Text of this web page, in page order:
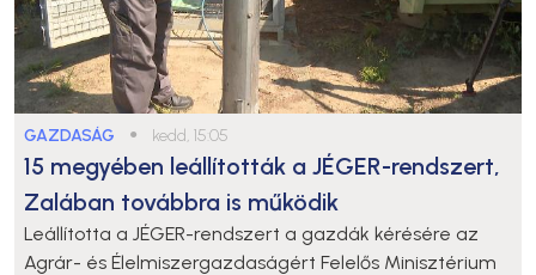
GAZDASÁG ● kedd, 15:05
15 megyében leállították a JÉGER-rendszert,
Zalában továbbra is működik
Leállította a JÉGER-rendszert a gazdák kérésére az
Agrár- és Élelmiszergazdaságért Felelős Minisztérium